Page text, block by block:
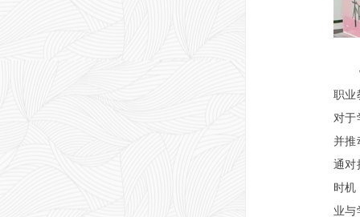
职业
对于
并推
通对
时机
业与